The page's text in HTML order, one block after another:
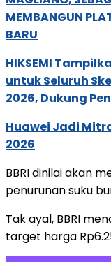
MEMBANGUN
BARU
HIKSEMI
untuk Seluruh
2026, Dukung
Huawei Jadi
2026
BBRI dinilai akan
penurunan suku
Tak ayal, BBRI
target harga